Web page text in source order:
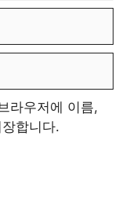
라우저에 이름,
합니다.